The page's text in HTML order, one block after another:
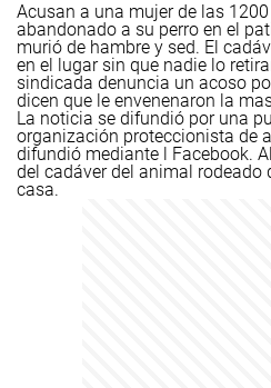
Acusan a una mujer de las
abandonado a su perro en el
murió de hambre y sed. El
en el lugar sin que nadie lo
sindicada denuncia un acoso
dicen que le envenenaron la
La noticia se difundió por una
organización proteccionista de
difundió mediante l Facebook.
del cadáver del animal rodeado
casa.